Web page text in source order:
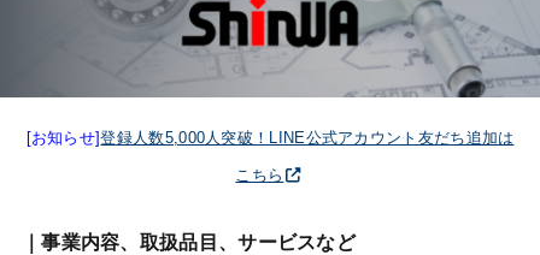
[お知らせ]登録人数5,000人突破！LINE公式アカウント友だち追加は
こちら
｜事業内容、取扱品目、サービスなど